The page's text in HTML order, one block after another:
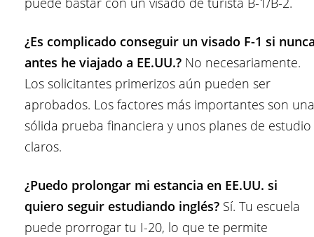
¿Es complicado conseguir un visado F-1 si
antes he viajado a EE.UU.? No necesariamente.
Los solicitantes primerizos aún pueden ser
aprobados. Los factores más importantes son una
sólida prueba financiera y unos planes de estudio
claros.
¿Puedo prolongar mi estancia en EE.UU. si
quiero seguir estudiando inglés? Sí. Tu escuela
puede prorrogar tu I-20, lo que te permite